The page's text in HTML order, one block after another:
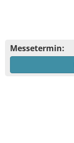
Messetermin: